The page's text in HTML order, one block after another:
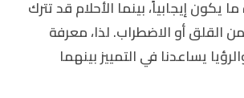
يكون إيجابياً، بينما الأحلام قد تترك
القلق أو الاضطراب. لذا، معرفة
يساعدنا في التمييز بينهما